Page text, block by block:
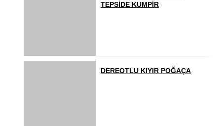
TEPSİDE KUMPİR
DEREOTLU KIYIR POĞAÇA